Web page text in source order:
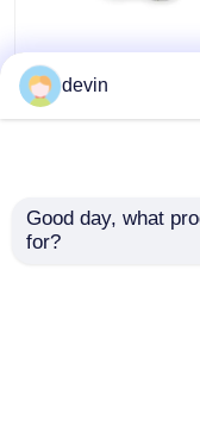
Τα A3.5
σκίασαν προ το
οδοντικό 1100Mpa
devin
Good day, what
for?